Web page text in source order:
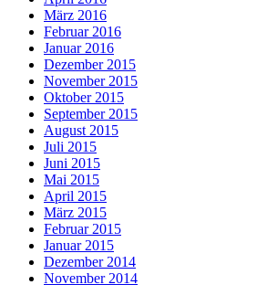
März 2016
Februar 2016
Januar 2016
Dezember 2015
November 2015
Oktober 2015
September 2015
August 2015
Juli 2015
Juni 2015
Mai 2015
April 2015
März 2015
Februar 2015
Januar 2015
Dezember 2014
November 2014